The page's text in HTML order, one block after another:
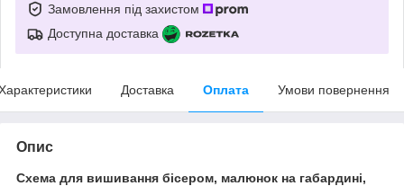
Замовлення під захистом
Доступна доставка
Доставка Оплата Умови повернення
Опис
Схема для вишивання бісером, малюнок на габардині,